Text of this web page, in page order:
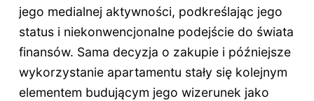
jego medialnej aktywności, podkreślając jego
status i niekonwencjonalne podejście do świata
finansów. Sama decyzja o zakupie i późniejsze
wykorzystanie apartamentu stały się kolejnym
elementem budującym jego wizerunek jako